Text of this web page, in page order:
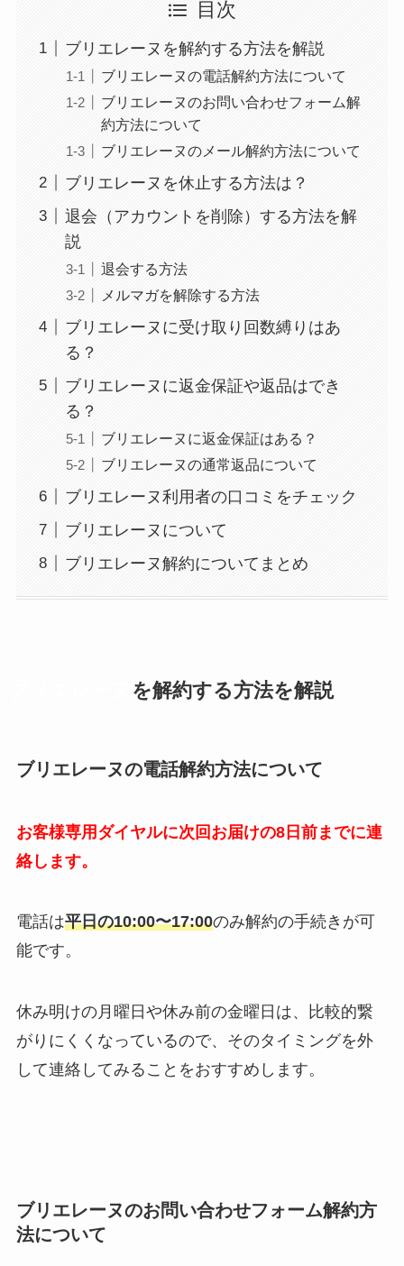
目次
ブリエレーヌを解約する方法を解説
ブリエレーヌの電話解約方法について
ブリエレーヌのお問い合わせフォーム解
約方法について
ブリエレーヌのメール解約方法について
ブリエレーヌを休止する方法は？
退会（アカウントを削除）する方法を解
説
退会する方法
メルマガを解除する方法
ブリエレーヌに受け取り回数縛りはあ
る？
ブリエレーヌに返金保証や返品はでき
る？
ブリエレーヌに返金保証はある？
ブリエレーヌの通常返品について
ブリエレーヌ利用者の口コミをチェック
ブリエレーヌについて
ブリエレーヌ解約についてまとめ
を解約する方法を解説
ブリエレーヌの電話解約方法について
お客様専用ダイヤルに次回お届けの8日前までに連
絡します。
電話は平日の10:00〜17:00のみ解約の手続きが可
能です。
休み明けの月曜日や休み前の金曜日は、比較的繋
がりにくくなっているので、そのタイミングを外
して連絡してみることをおすすめします。
ブリエレーヌのお問い合わせフォーム解約方
法について